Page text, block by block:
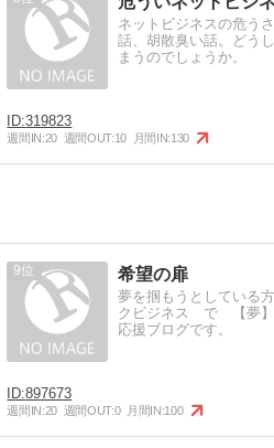
ネットビジネスの危う
話、胡散臭い話。どう
まうのでしょうか。
319823
週間IN:20 週間OUT:10 月間IN:130
9 希望の扉
夢を掴もうとしている
クビジネス で 【夢】
応援ブログです。
897673
週間IN:20 週間OUT:0 月間IN:100